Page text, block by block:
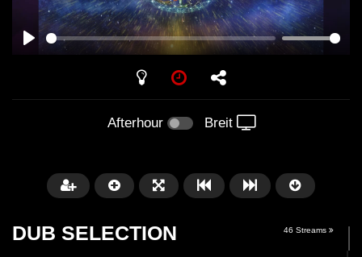
PLAY
Afterhour Breit
DUB SELECTION 46 Streams